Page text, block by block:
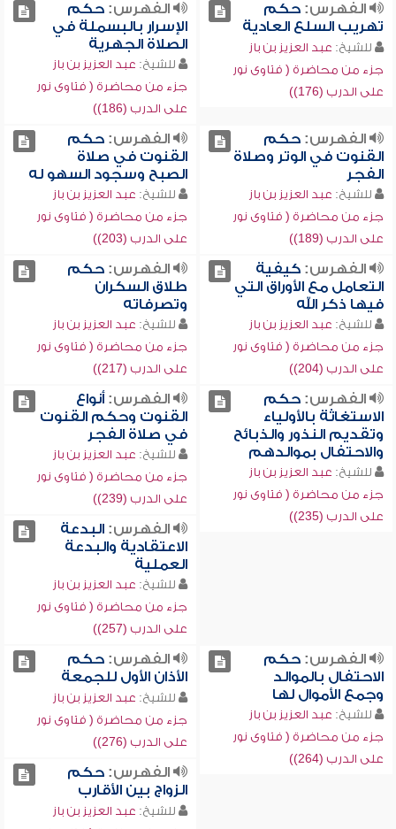
الفهرس:حكم
تهريب السلع العادية
للشيخ: عبد العزيز بن باز
جزء من محاضرة ( فتاوى نور
على الدرب (176))
الفهرس:حكم
الإسرار بالبسملة في
الصلاة الجهرية
للشيخ: عبد العزيز بن باز
جزء من محاضرة ( فتاوى نور
على الدرب (186))
الفهرس:حكم
القنوت في الوتر وصلاة
الفجر
للشيخ: عبد العزيز بن باز
جزء من محاضرة ( فتاوى نور
على الدرب (189))
الفهرس:حكم
القنوت في صلاة
الصبح وسجود السهو له
للشيخ: عبد العزيز بن باز
جزء من محاضرة ( فتاوى نور
على الدرب (203))
الفهرس:كيفية
التعامل مع الأوراق التي
فيها ذكر الله
للشيخ: عبد العزيز بن باز
جزء من محاضرة ( فتاوى نور
على الدرب (204))
الفهرس:حكم
طلاق السكران
وتصرفاته
للشيخ: عبد العزيز بن باز
جزء من محاضرة ( فتاوى نور
على الدرب (217))
الفهرس:حكم
الاستغاثة بالأولياء
وتقديم النذور والذبائح
والاحتفال بموالدهم
للشيخ: عبد العزيز بن باز
جزء من محاضرة ( فتاوى نور
على الدرب (235))
الفهرس:أنواع
القنوت وحكم القنوت
في صلاة الفجر
للشيخ: عبد العزيز بن باز
جزء من محاضرة ( فتاوى نور
على الدرب (239))
الفهرس:البدعة
الاعتقادية والبدعة
العملية
للشيخ: عبد العزيز بن باز
جزء من محاضرة ( فتاوى نور
على الدرب (257))
الفهرس:حكم
الاحتفال بالموالد
وجمع الأموال لها
للشيخ: عبد العزيز بن باز
جزء من محاضرة ( فتاوى نور
على الدرب (264))
الفهرس:حكم
الأذان الأول للجمعة
للشيخ: عبد العزيز بن باز
جزء من محاضرة ( فتاوى نور
على الدرب (276))
الفهرس:حكم
الزواج بين الأقارب
للشيخ: عبد العزيز بن باز